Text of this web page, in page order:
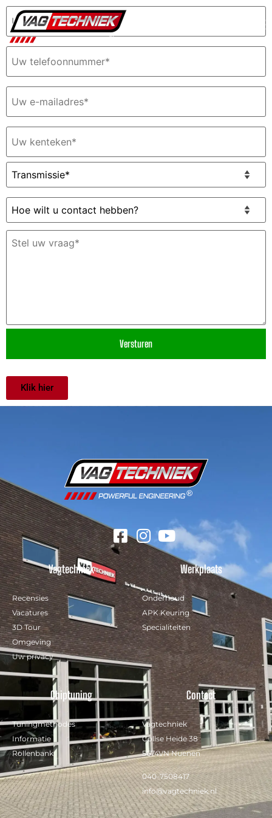
Uw
naam
(Vereist)
Telefoon
(Vereist)
E-
mailadres
Uw
kenteken
Transmissie*
(Vereist)
Hoe
wilt
u
contact
hebben?
Stel
uw
vraag
Klik hier
Vagtechniek
Recensies
Vacatures
3D Tour
Omgeving
Uw privacy
Werkplaats
Onderhoud
APK Keuring
Specialiteiten
Chiptuning
Tuningmethodes
Informatie
Rollenbank
Contact
Vagtechniek
Collse Heide 38
5674VN Nuenen
040-7508417
info@vagtechniek.nl